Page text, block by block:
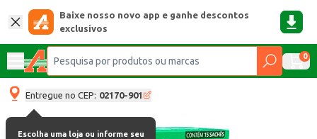
Baixe nosso novo app e ganhe descontos
exclusivos
0
Entregue no CEP: 02170-901
Escolha uma loja ou informe seu